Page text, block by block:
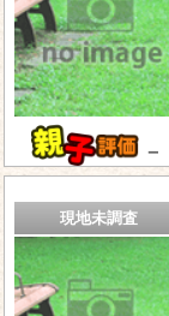
－
現地未調査